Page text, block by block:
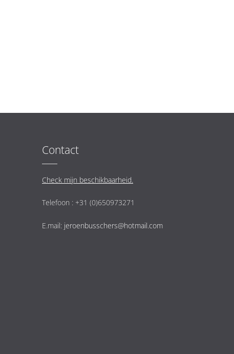
Contact
Check mijn beschikbaarheid.
Telefoon : +31 (0)650973271
E.mail: jeroenbusschers@hotmail.com